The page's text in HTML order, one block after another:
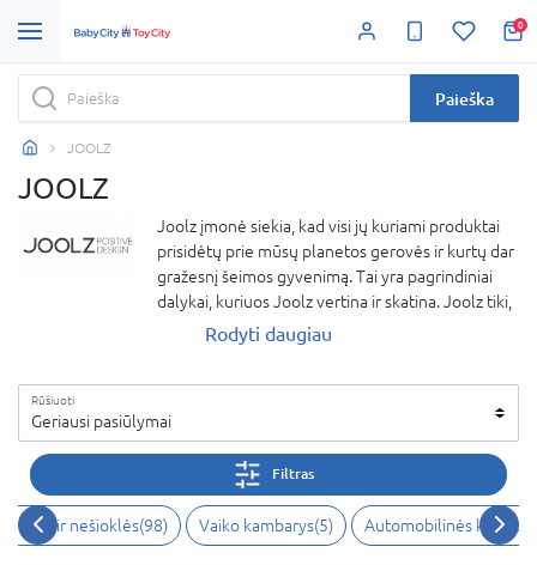
0
Paieška
JOOLZ
JOOLZ
Joolz įmonė siekia, kad visi jų kuriami produktai
prisidėtų prie mūsų planetos gerovės ir kurtų dar
gražesnį šeimos gyvenimą. Tai yra pagrindiniai
dalykai, kuriuos Joolz vertina ir skatina. Joolz tiki,
kad net ir nedideli žingsniai kasdien gali būtų
įsipareigoja pasodinti po medį, savo pakuotėms
naudoja tik perdirbamas medžiagas, savo
gaminiams suteikia viso gyvenimo garantiją,
naudoja tik 100% organinę medvilnę ir
perdirbamą plastiką. Joolz vežimėliai ir
Rodyti daugiau
Rūšiuoti
Geriausi pasiūlymai
Filtras
ir nešioklės(98) Vaiko kambarys(5) Automobilinės kėdutės